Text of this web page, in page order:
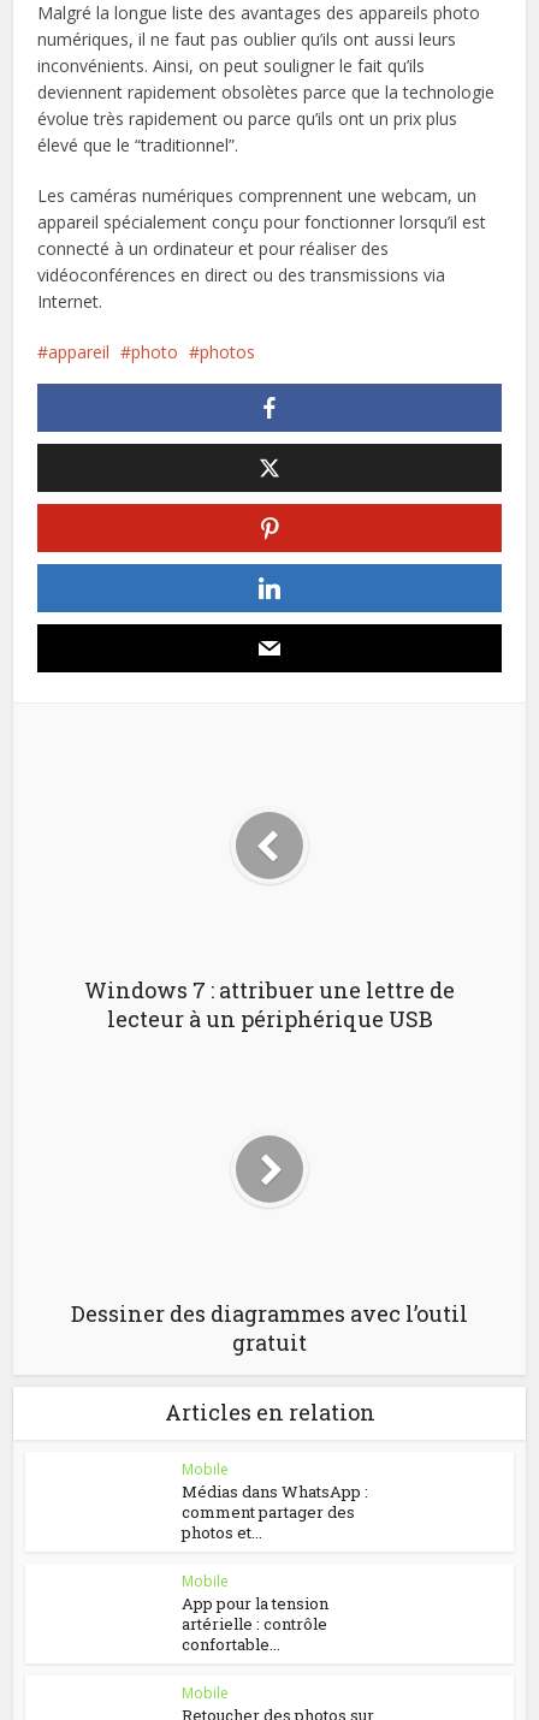
Malgré la longue liste des avantages des appareils photo
numériques, il ne faut pas oublier qu’ils ont aussi leurs
inconvénients. Ainsi, on peut souligner le fait qu’ils
deviennent rapidement obsolètes parce que la technologie
évolue très rapidement ou parce qu’ils ont un prix plus
élevé que le “traditionnel”.
Les caméras numériques comprennent une webcam, un
appareil spécialement conçu pour fonctionner lorsqu’il est
connecté à un ordinateur et pour réaliser des
vidéoconférences en direct ou des transmissions via
Internet.
appareil photo photos
Windows 7 : attribuer une lettre de
lecteur à un périphérique USB
Dessiner des diagrammes avec l’outil
gratuit
Articles en relation
Mobile
Médias dans WhatsApp :
comment partager des
photos et...
Mobile
App pour la tension
artérielle : contrôle
confortable...
Mobile
Retoucher des photos sur